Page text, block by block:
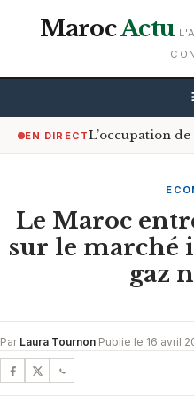
MarocActu
EN DIRECT
Le Maroc
sur le marché
gaz
Par Laura Tournon·Publie le 16 avril